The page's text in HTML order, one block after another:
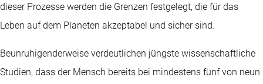
dieser Prozesse werden die Grenzen festgelegt, die für das
Leben auf dem Planeten akzeptabel und sicher sind.
Beunruhigenderweise verdeutlichen jüngste wissenschaftliche
Studien, dass der Mensch bereits bei mindestens fünf von neun